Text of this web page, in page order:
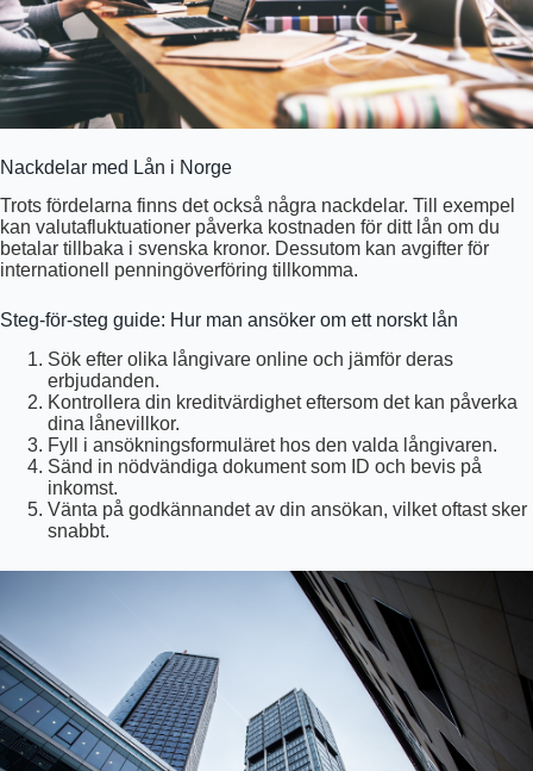
Nackdelar med Lån i Norge
Trots fördelarna finns det också några nackdelar. Till exempel
kan valutafluktuationer påverka kostnaden för ditt lån om du
betalar tillbaka i svenska kronor. Dessutom kan avgifter för
internationell penningöverföring tillkomma.
Steg-för-steg guide: Hur man ansöker om ett norskt lån
Sök efter olika långivare online och jämför deras
erbjudanden.
Kontrollera din kreditvärdighet eftersom det kan påverka
dina lånevillkor.
Fyll i ansökningsformuläret hos den valda långivaren.
Sänd in nödvändiga dokument som ID och bevis på
inkomst.
Vänta på godkännandet av din ansökan, vilket oftast sker
snabbt.